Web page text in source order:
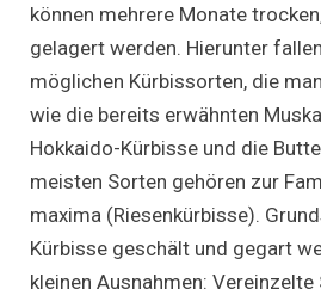
können mehrere Monate
gelagert werden. Hierunter
möglichen Kürbissorten, die
wie die bereits erwähnten
Hokkaido-Kürbisse und die
meisten Sorten gehören zur
maxima (Riesenkürbisse).
Kürbisse geschält und gegart
kleinen Ausnahmen: